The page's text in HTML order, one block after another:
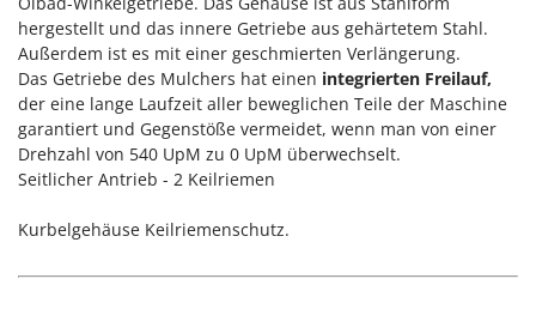
Schwader für Traktoren
Schweißgeräte
Seilwinden - Motorseilwinden
Sichelmähwerke für Traktoren
Sichelmulcher für Traktoren
Sprühgeräte für Pflanzenbehandlung
Stäubegeräte für Traktor
HiKOKI
Honda
I
Idromatic
Il-Tec
Imperia
hergestellt und das innere Getriebe aus gehärtetem Stahl.
Außerdem ist es mit einer geschmierten Verlängerung.
Das Getriebe des Mulchers hat einen integrierten Freilauf,
der eine lange Laufzeit aller beweglichen Teile der Maschine
garantiert und Gegenstöße vermeidet, wenn man von einer
Drehzahl von 540 UpM zu 0 UpM überwechselt.
Seitlicher Antrieb - 2 Keilriemen
Kurbelgehäuse Keilriemenschutz.